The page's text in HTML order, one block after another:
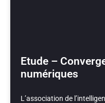
Etude –
numériques
L’association de